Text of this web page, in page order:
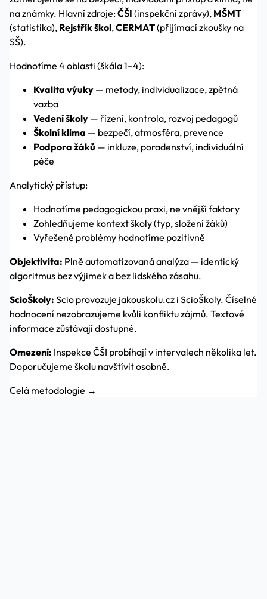
na známky. Hlavní zdroje:ČŠI (inspekční zprávy), MŠMT
(statistika), Rejstřík škol,CERMAT(přijímací zkoušky na
SŠ).
Hodnotíme 4 oblasti (škála 1–4):
Kvalita výuky — metody, individualizace, zpětná
vazba
Vedení školy — řízení, kontrola, rozvoj pedagogů
Školní klima — bezpečí, atmosféra, prevence
Podpora žáků — inkluze, poradenství, individuální
péče
Analytický přístup:
Hodnotíme pedagogickou praxi, ne vnější faktory
Zohledňujeme kontext školy (typ, složení žáků)
Vyřešené problémy hodnotíme pozitivně
Objektivita: Plně automatizovaná analýza — identický
algoritmus bez výjimek a bez lidského zásahu.
ScioŠkoly: Scio provozuje jakouskolu.cz i ScioŠkoly. Číselné
hodnocení nezobrazujeme kvůli konfliktu zájmů. Textové
informace zůstávají dostupné.
Omezení: Inspekce ČŠI probíhají v intervalech několika let.
Doporučujeme školu navštívit osobně.
Celá metodologie →